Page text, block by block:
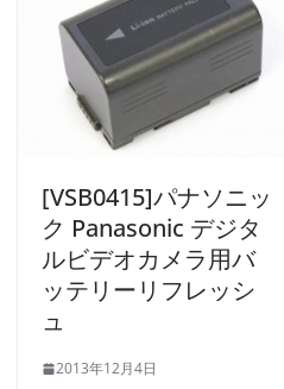
[VSB0415]パナソニッ
ク Panasonic デジタ
ルビデオカメラ用バ
ッテリーリフレッシ
ュ
2013年12月4日